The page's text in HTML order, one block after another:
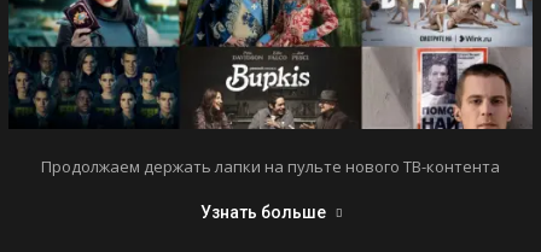
Продолжаем держать лапки на пульте нового ТВ-контента
Узнать больше